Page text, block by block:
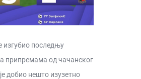
изгубио последњу
припремама од чачанског
добио нешто изузетно